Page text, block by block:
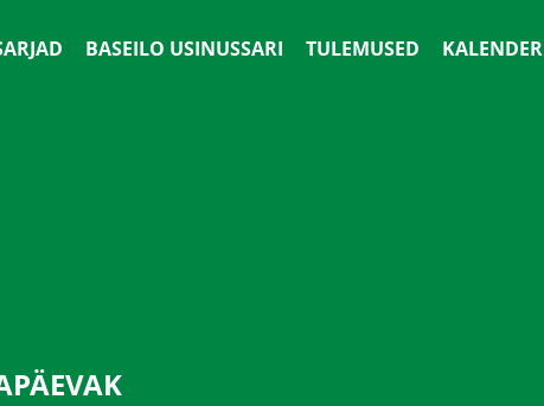
BASEILO USINUSSARI TULEMUSED KALENDER